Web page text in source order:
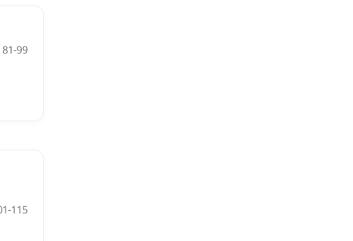
81-99
115